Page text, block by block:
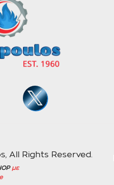
All Rights Reserved.
με